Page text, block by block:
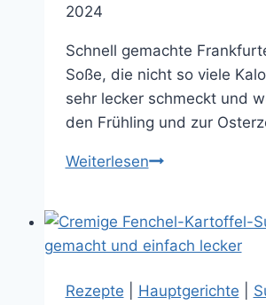
2024
Schnell gemachte
Soße, die nicht so viele
sehr lecker schmeckt und
den Frühling und zur
WeiterlesenFrankfurter
(Grie
Soß)
wie
Rezepte Hauptgerichte